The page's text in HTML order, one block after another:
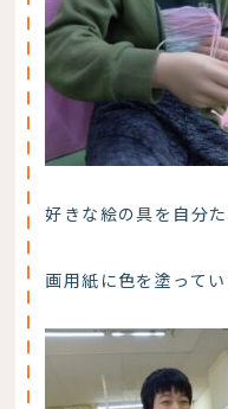
好きな絵の具を自分
画用紙に色を塗って